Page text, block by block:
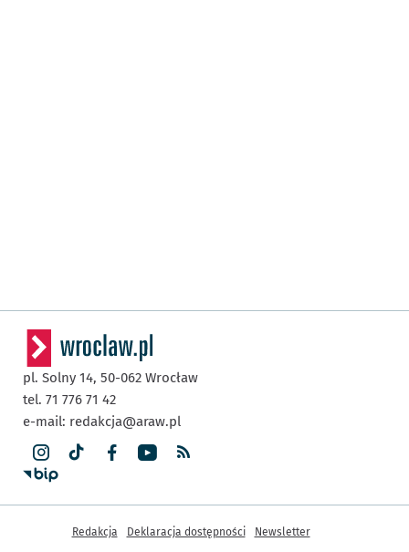
pl. Solny 14, 50-062 Wrocław
tel. 71 776 71 42
e-mail: redakcja@araw.pl
Inne informacje
Redakcja Deklaracja dostępności Newsletter